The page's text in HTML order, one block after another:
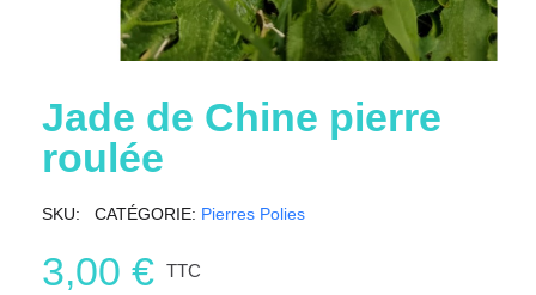
Jade de Chine pierre
roulée
SKU CATÉGORIE Pierres Polies
3,00 € TTC